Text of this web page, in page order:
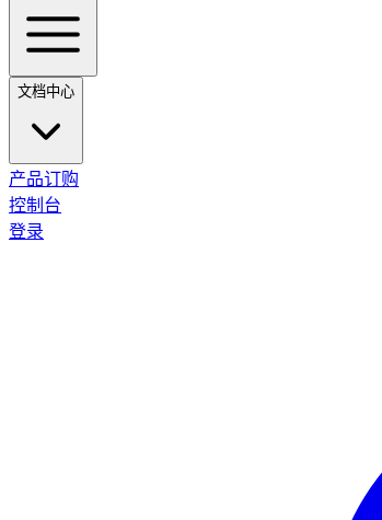
文档中心
产品订购
控制台
登录